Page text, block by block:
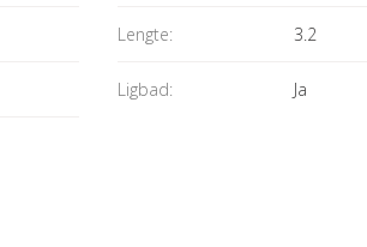
Lengte: 3.2
Ligbad: Ja